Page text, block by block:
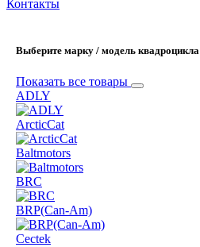
Контакты
Выберите марку / модель квадроцикла
Показать все товары
ADLY
ArcticCat
Baltmotors
BRC
BRP(Can-Am)
Cectek